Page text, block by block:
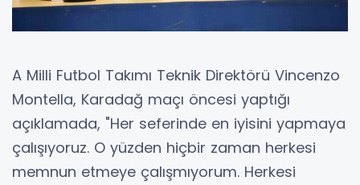
A Milli Futbol Takımı Teknik Direktörü Vincenzo
Montella, Karadağ maçı öncesi yaptığı
açıklamada, "Her seferinde en iyisini yapmaya
çalışıyoruz. O yüzden hiçbir zaman herkesi
memnun etmeye çalışmıyorum. Herkesi